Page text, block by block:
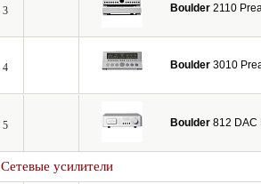
3 Boulder 2110
4 Boulder 3010
5 Boulder 812 DAC
Сетевые усилители